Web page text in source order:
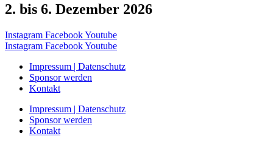
2. bis 6. Dezember 2026
Instagram FacebookYoutube
Instagram FacebookYoutube
Impressum | Datenschutz
Sponsor werden
Kontakt
Impressum | Datenschutz
Sponsor werden
Kontakt